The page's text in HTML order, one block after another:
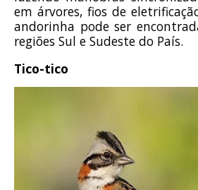
em árvores, fios de
andorinha pode ser
regiões Sul e Sudeste do País.
Tico-tico